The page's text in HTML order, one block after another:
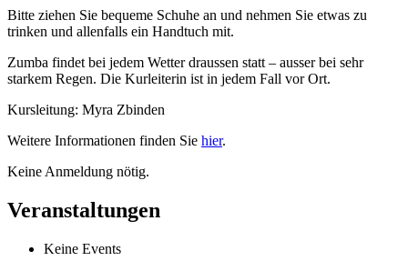
Bitte ziehen Sie bequeme Schuhe an und nehmen Sie etwas zu
trinken und allenfalls ein Handtuch mit.
Zumba findet bei jedem Wetter draussen statt – ausser bei sehr
starkem Regen. Die Kurleiterin ist in jedem Fall vor Ort.
Kursleitung: Myra Zbinden
Weitere Informationen finden Sie hier.
Keine Anmeldung nötig.
Veranstaltungen
Keine Events